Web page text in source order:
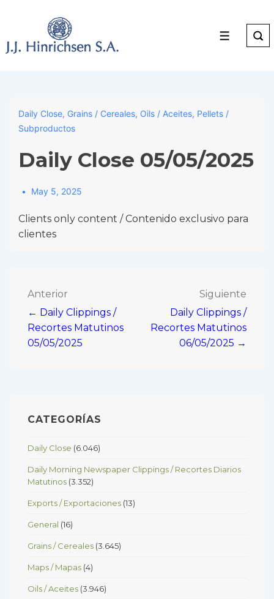
Main
Menu
Daily Close, Grains / Cereales, Oils / Aceites, Pellets /
Subproductos
Daily Close 05/05/2025
May 5, 2025
Clients only content / Contenido exclusivo para
clientes
Navegación
de
entradas
Anterior
← Daily Clippings /
Recortes Matutinos
05/05/2025
Siguiente
Daily Clippings /
Recortes Matutinos
06/05/2025 →
CATEGORÍAS
Daily Close (6.046)
Daily Morning Newspaper Clippings / Recortes Diarios
Matutinos (3.352)
Exports / Exportaciones (13)
General (16)
Grains / Cereales (3.645)
Maps / Mapas (4)
Oils / Aceites (3.946)